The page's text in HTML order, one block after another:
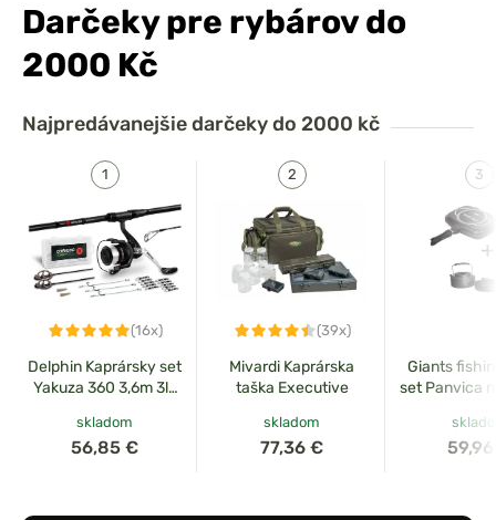
Darčeky pre rybárov do
2000 Kč
Najpredávanejšiedarčeky do 2000 kč
(16x)
Delphin Kaprársky set
Yakuza 360 3,6m 3lb
skladom
56,85 €
(39x)
Mivardi Kaprárska
taška Executive
skladom
77,36 €
Giants
set Panvica
riadu s